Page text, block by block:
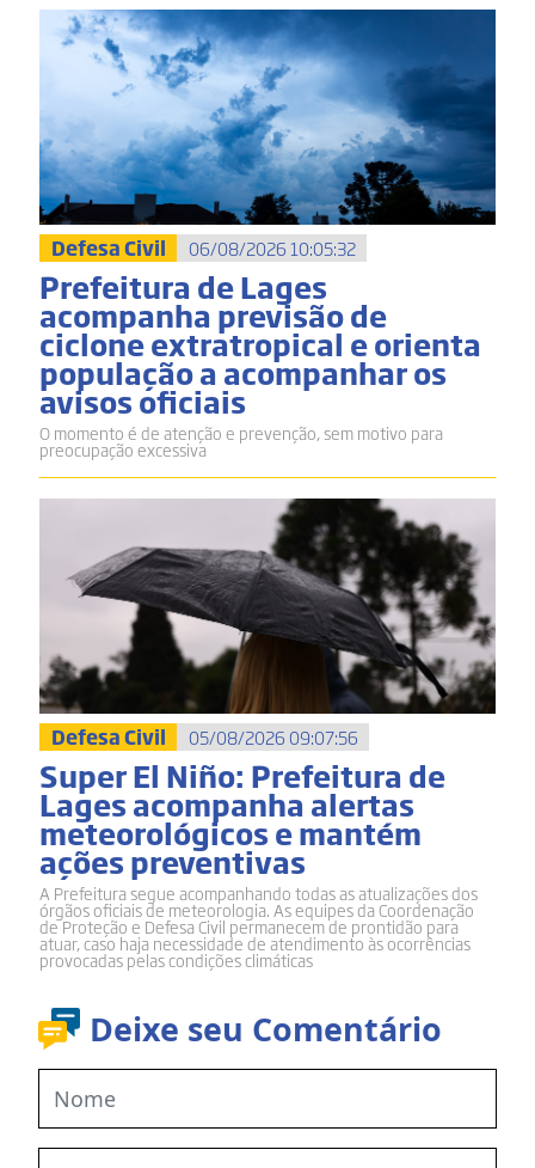
Deixe seu Comentário
Defesa Civil 06/08/2026 10:05:32
Prefeitura de Lages
acompanha previsão de
ciclone extratropical e orienta
população a acompanhar os
avisos oficiais
O momento é de atenção e prevenção, sem motivo para
preocupação excessiva
Defesa Civil 05/08/2026 09:07:56
Super El Niño: Prefeitura de
Lages acompanha alertas
meteorológicos e mantém
ações preventivas
A Prefeitura segue acompanhando todas as atualizações dos
órgãos oficiais de meteorologia. As equipes da Coordenação
de Proteção e Defesa Civil permanecem de prontidão para
atuar, caso haja necessidade de atendimento às ocorrências
provocadas pelas condições climáticas